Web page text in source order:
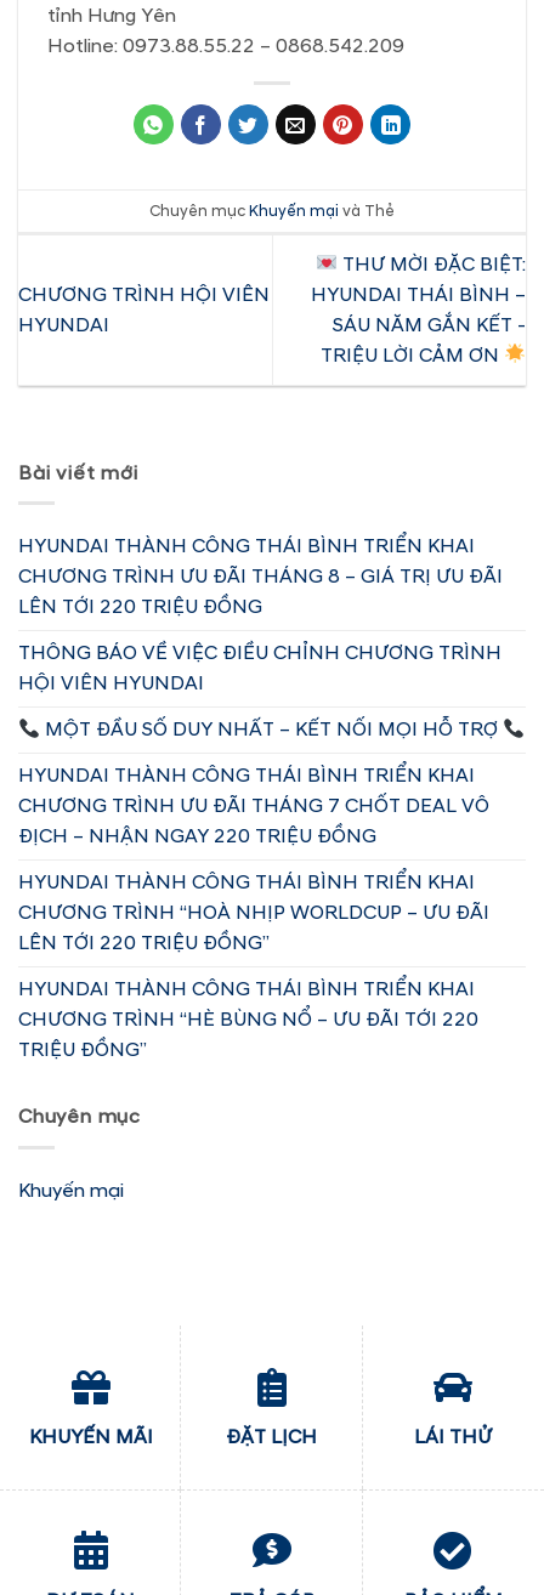
tỉnh Hưng Yên
Hotline: 0973.88.55.22 – 0868.542.209
Chuyên mụcKhuyến mại và Thẻ
CHƯƠNG TRÌNH HỘI VIÊN
HYUNDAI
THƯ MỜI ĐẶC BIỆT:
HYUNDAI THÁI BÌNH –
SÁU NĂM GẮN KẾT -
TRIỆU LỜI CẢM ƠN
Bài viết mới
HYUNDAI THÀNH CÔNG THÁI BÌNH TRIỂN KHAI
CHƯƠNG TRÌNH ƯU ĐÃI THÁNG 8 – GIÁ TRỊ ƯU ĐÃI
LÊN TỚI 220 TRIỆU ĐỒNG
THÔNG BÁO VỀ VIỆC ĐIỀU CHỈNH CHƯƠNG TRÌNH
HỘI VIÊN HYUNDAI
MỘT ĐẦU SỐ DUY NHẤT – KẾT NỐI MỌI HỖ TRỢ
HYUNDAI THÀNH CÔNG THÁI BÌNH TRIỂN KHAI
CHƯƠNG TRÌNH ƯU ĐÃI THÁNG 7 CHỐT DEAL VÔ
ĐỊCH – NHẬN NGAY 220 TRIỆU ĐỒNG
HYUNDAI THÀNH CÔNG THÁI BÌNH TRIỂN KHAI
CHƯƠNG TRÌNH “HOÀ NHỊP WORLDCUP – ƯU ĐÃI
LÊN TỚI 220 TRIỆU ĐỒNG”
HYUNDAI THÀNH CÔNG THÁI BÌNH TRIỂN KHAI
CHƯƠNG TRÌNH “HÈ BÙNG NỔ – ƯU ĐÃI TỚI 220
TRIỆU ĐỒNG”
Chuyên mục
Khuyến mại
KHUYẾN MÃI ĐẶT LỊCH LÁI THỬ